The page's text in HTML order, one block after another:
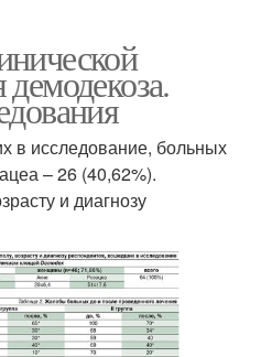
в исследование, больных
– 26 (40,62%).
и диагнозу